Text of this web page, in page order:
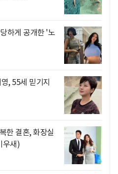
하게 공개한 '노
, 55세 믿기지
한 결혼, 화장실
우새)